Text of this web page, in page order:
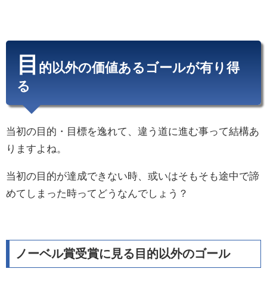
目 的以外の価値あるゴールが有り得
る
当初の目的・目標を逸れて、違う道に進む事って結構あ
りますよね。
当初の目的が達成できない時、或いはそもそも途中で諦
めてしまった時ってどうなんでしょう？
ノーベル賞受賞に見る目的以外のゴール